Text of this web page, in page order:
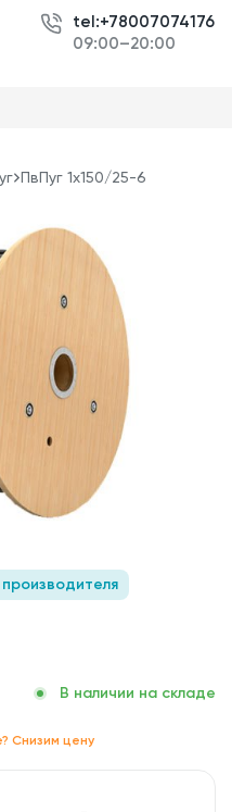
tel:+78007074176
09:00–20:00
ПвПуг 1x150/25-6
В наличии на складе
Снизим цену